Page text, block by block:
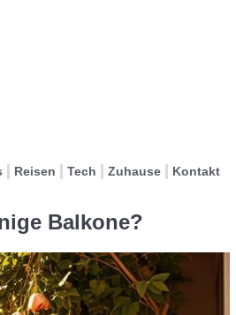
Reisen Tech Zuhause Kontakt
Balkone?